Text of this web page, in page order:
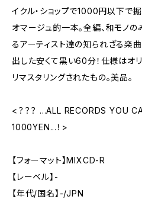
イクル・ショップで1000円以下で
オマージュ的一本。全編、和モノ
るアーティスト達の知られざる楽
出した安くて黒い60分！仕様はオ
リマスタリングされたもの。美品。
<？？？ ...ALL RECORDS YOU
1000YEN...！>
【フォーマット】MIXCD-R
【レーベル】-
【年代/国名】-/JPN